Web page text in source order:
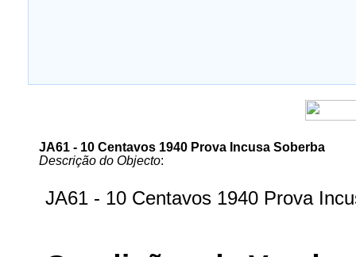
JA61 - 10 Centavos 1940 Prova Incusa Soberba
Descrição do Objecto: